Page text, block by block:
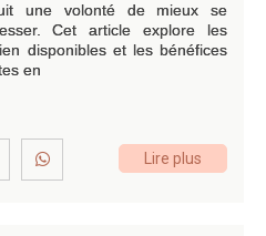
une volonté de mieux se
Cet article explore les
disponibles et les bénéfices
en
Lire plus